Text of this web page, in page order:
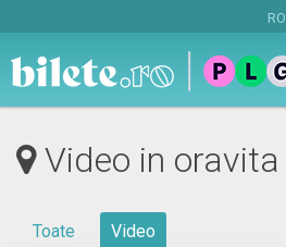
RO
Video in oravita
Toate Video